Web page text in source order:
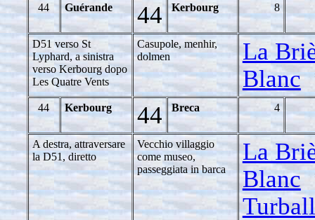
44 Guérande 44 Kerbourg 8
D51 verso St
Lyphard, a sinistra
verso Kerbourg dopo
Les Quatre Vents
Casupole, menhir,
dolmen
La
Blanc
44 Kerbourg 44 Breca 4
A destra, attraversare
la D51, diretto
Vecchio villaggio
come museo,
passeggiata in barca
La
Blanc